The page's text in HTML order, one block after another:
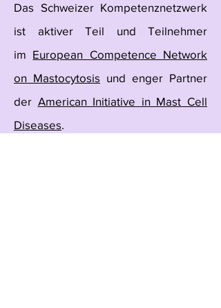
Das Schweizer Kompetenznetzwerk
ist aktiver Teil und Teilnehmer
im European Competence Network
on Mastocytosis und enger Partner
der American Initiative in Mast Cell
Diseases.